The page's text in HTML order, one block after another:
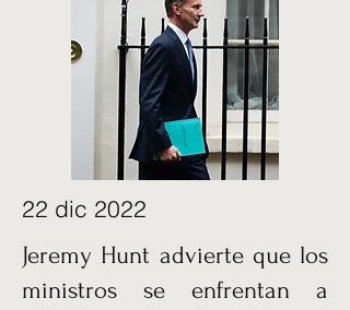
22 dic 2022
Jeremy Hunt advierte que los
ministros se enfrentan a